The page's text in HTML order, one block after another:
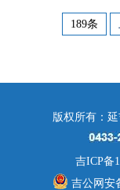
189条
版权所有：
吉ICP备
吉公网安